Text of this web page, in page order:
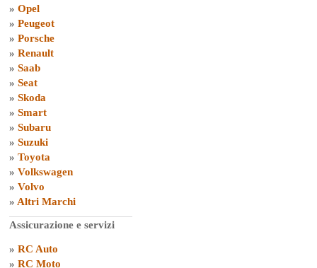
» Opel
» Peugeot
» Porsche
» Renault
» Saab
» Seat
» Skoda
» Smart
» Subaru
» Suzuki
» Toyota
» Volkswagen
» Volvo
» Altri Marchi
Assicurazione e servizi
» RC Auto
» RC Moto